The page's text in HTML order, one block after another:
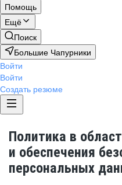
Помощь
Ещё
Поиск
Большие Чапурники
Войти
Войти
Создать резюме
Политика в
и обеспечения
персональных